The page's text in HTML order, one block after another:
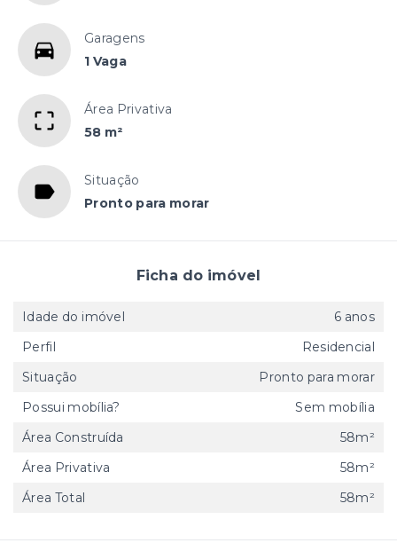
Garagens
1 Vaga
Área Privativa
58 m²
Situação
Pronto para morar
Ficha do imóvel
Idade do imóvel
6 anos
Perfil
Residencial
Situação
Pronto para morar
Possui mobília?
Sem mobília
Área Construída
58m²
Área Privativa
58m²
Área Total
58m²